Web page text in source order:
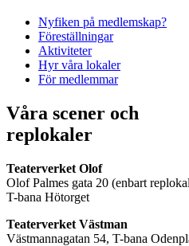
Nyfiken på medlemskap?
Föreställningar
Aktiviteter
Hyr våra lokaler
För medlemmar
Våra scener och
replokaler
Teaterverket Olof
Olof Palmes gata 20 (enbart
T-bana Hötorget
Teaterverket Västman
Västmannagatan 54, T-bana